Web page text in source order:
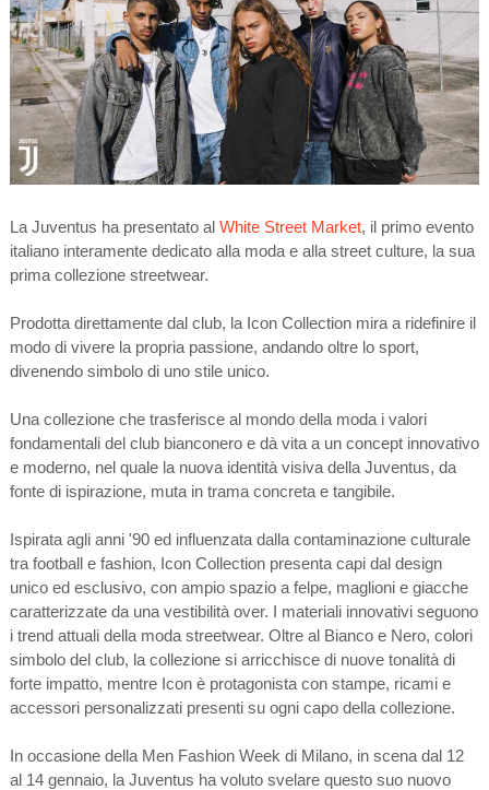
La Juventus ha presentato al White Street Market, il primo evento
italiano interamente dedicato alla moda e alla street culture, la sua
prima collezione streetwear.
Prodotta direttamente dal club, la Icon Collection mira a ridefinire il
modo di vivere la propria passione, andando oltre lo sport,
divenendo simbolo di uno stile unico.
Una collezione che trasferisce al mondo della moda i valori
fondamentali del club bianconero e dà vita a un concept innovativo
e moderno, nel quale la nuova identità visiva della Juventus, da
fonte di ispirazione, muta in trama concreta e tangibile.
Ispirata agli anni '90 ed influenzata dalla contaminazione culturale
tra football e fashion, Icon Collection presenta capi dal design
unico ed esclusivo, con ampio spazio a felpe, maglioni e giacche
caratterizzate da una vestibilità over. I materiali innovativi seguono
i trend attuali della moda streetwear. Oltre al Bianco e Nero, colori
simbolo del club, la collezione si arricchisce di nuove tonalità di
forte impatto, mentre Icon è protagonista con stampe, ricami e
accessori personalizzati presenti su ogni capo della collezione.
In occasione della Men Fashion Week di Milano, in scena dal 12
al 14 gennaio, la Juventus ha voluto svelare questo suo nuovo